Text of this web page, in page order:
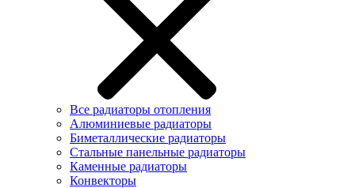
Все радиаторы отопления
Алюминиевые радиаторы
Биметаллические радиаторы
Стальные панельные радиаторы
Каменные радиаторы
Конвекторы